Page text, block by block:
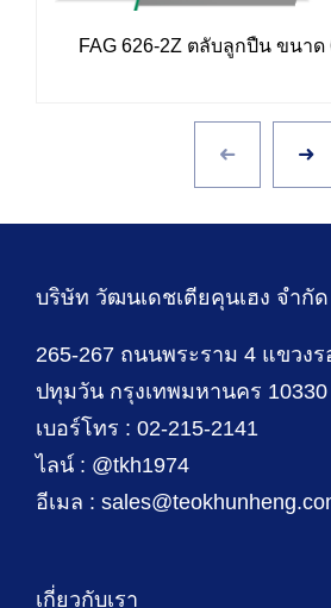
FAG 626-2Z ตลับลูกปืน ขนาด
บริษัท วัฒนเดชเตียคุนเฮง จำกัด
265-267 ถนนพระราม 4 แขวงร
ปทุมวัน กรุงเทพมหานคร 10330
เบอร์โทร : 02-215-2141
ไลน์ : @tkh1974
อีเมล :
เกี่ยวกับเรา